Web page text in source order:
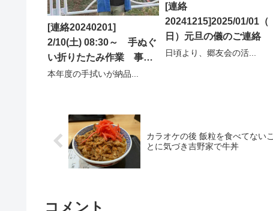
[連絡20240201]
2/10(土) 08:30～ 手ぬぐ
い折りたたみ作業 事務
局長
本年度の手拭いが納品...
[連絡
20241215]2025/01/01（
日）元旦の儀のご連絡
日頃より、郷友会の活...
カラオケの後 飯粒を食べてないこ
とに気づき吉野家で牛丼
コメント